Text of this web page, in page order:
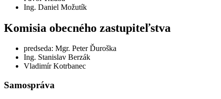
Ing. Daniel Možutík
Komisia obecného zastupiteľstva
predseda: Mgr. Peter Ďuroška
Ing. Stanislav Berzák
Vladimír Kotrbanec
Samospráva